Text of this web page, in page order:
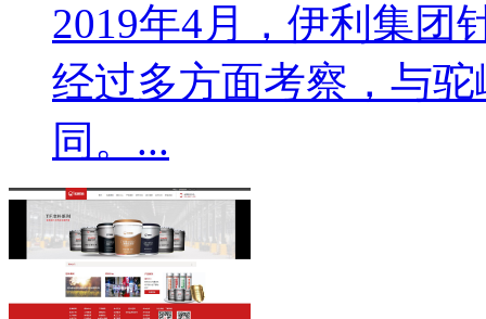
2019年4月，伊利集团
经过多方面考察，与
同。...